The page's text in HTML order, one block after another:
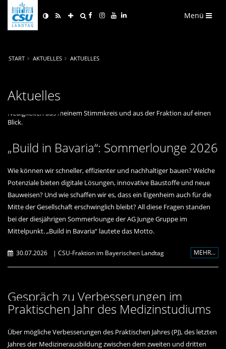
Menü
START AKTUELLES AKTUELLES
Aktuelles
Neuigkeiten aus meinem Stimmkreis und aus der Fraktion auf einen
Blick.
Build in Bavaria“: Sommerlounge 2026
Wie können wir schneller, effizienter und nachhaltiger bauen? Welche
Potenziale bieten digitale Lösungen, innovative Baustoffe und neue
Bauweisen? Und wie schaffen wir es, dass ein Eigenheim auch für die
Mitte der Gesellschaft erschwinglich bleibt? All diese Fragen standen
bei der diesjährigen Sommerlounge der AG Junge Gruppe im
Mittelpunkt. „Build in Bavaria“ lautete das Motto.
30.07.2026 | CSU-Fraktion im Bayerischen Landtag MEHR...
Gespräch zu Verbesserungen im
Praktischen Jahr des Medizinstudiums
Über mögliche Verbesserungen des Praktischen Jahres (PJ), des letzten
Jahres der Medizinerausbildung zwischen dem zweiten und dritten